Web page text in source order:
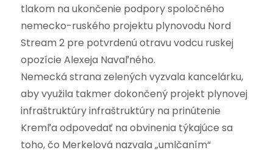
tlakom na ukončenie podpory spoločného
nemecko-ruského projektu plynovodu Nord
Stream 2 pre potvrdenú otravu vodcu ruskej
opozície Alexeja Navaľného.
Nemecká strana zelených vyzvala kancelárku,
aby využila takmer dokončený projekt plynovej
infraštruktúry infraštruktúry na prinútenie
Kremľa odpovedať na obvinenia týkajúce sa
toho, čo Merkelová nazvala „umlčaním“